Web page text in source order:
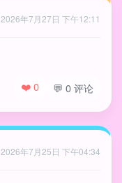
2026年7月27日 下午12:11
❤️ 0 💬 0 评论
2026年7月25日 下午04:34